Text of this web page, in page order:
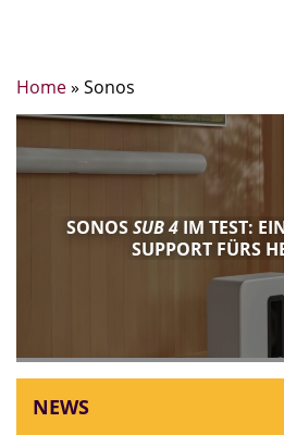
Home» Sonos
SONOSSUB 4 IM TEST:
SUPPORT FÜRS
NEWS